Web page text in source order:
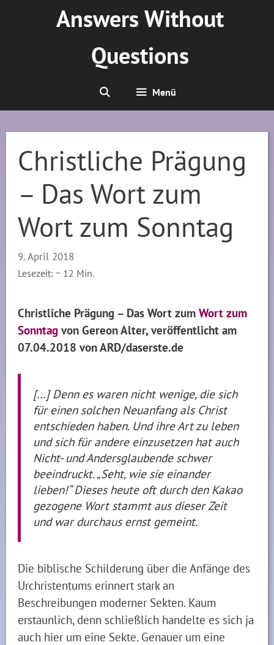
Answers Without
Questions
Menü
Christliche Prägung
– Das Wort zum
Wort zum Sonntag
9. April 2018
Lesezeit: ~ 12 Min.
Christliche Prägung – Das Wort zumWort zum
Sonntag von Gereon Alter, veröffentlicht am
07.04.2018 von ARD/daserste.de
[…] Denn es waren nicht wenige, die sich
für einen solchen Neuanfang als Christ
entschieden haben. Und ihre Art zu leben
und sich für andere einzusetzen hat auch
Nicht- und Andersglaubende schwer
beeindruckt. „Seht, wie sie einander
lieben!“ Dieses heute oft durch den Kakao
gezogene Wort stammt aus dieser Zeit
und war durchaus ernst gemeint.
Die biblische Schilderung über die Anfänge des
Urchristentums erinnert stark an
Beschreibungen moderner Sekten. Kaum
erstaunlich, denn schließlich handelte es sich ja
auch hier um eine Sekte. Genauer um eine